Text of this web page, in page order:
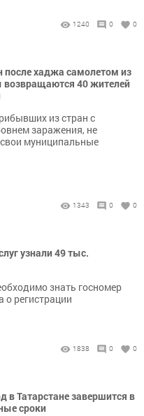
1240 0 0
после хаджа самолетом из
40 жителей
из стран с
заражения, не
муниципальные
1343 0 0
узнали 49 тыс.
знать госномер
о регистрации
1838 0 0
в Татарстане завершится в
сроки